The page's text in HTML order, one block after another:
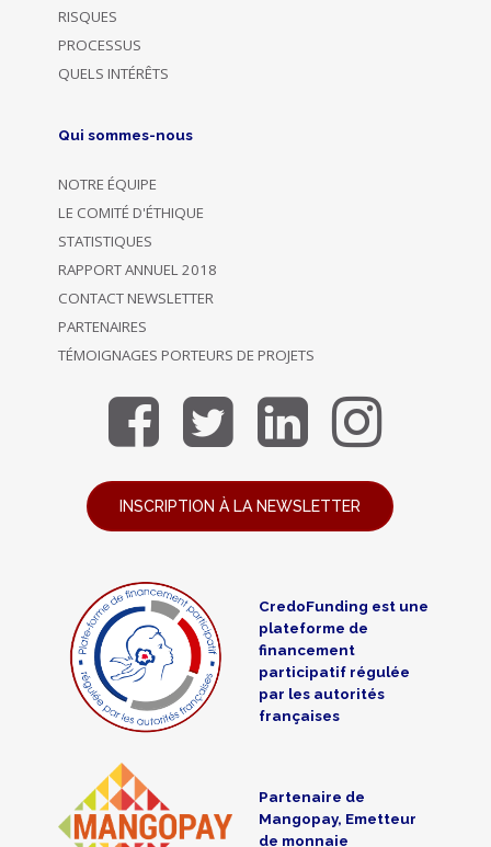
RISQUES
PROCESSUS
QUELS INTÉRÊTS
Qui sommes-nous
NOTRE ÉQUIPE
LE COMITÉ D'ÉTHIQUE
STATISTIQUES
RAPPORT ANNUEL 2018
CONTACT NEWSLETTER
PARTENAIRES
TÉMOIGNAGES PORTEURS DE PROJETS
INSCRIPTION À LA NEWSLETTER
CredoFunding est une
plateforme de
financement
participatif régulée
par les autorités
françaises
Partenaire de
Mangopay, Emetteur
de monnaie